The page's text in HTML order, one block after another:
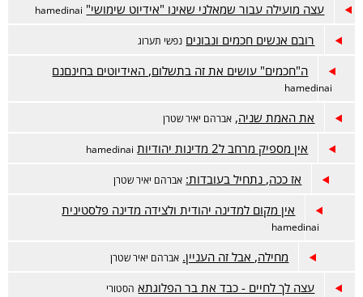
עצה מועילה עבור שמאלני שאינו "אידיוט שימושי" hamedinai
רובם אנשים חכמים ונבונים נפשי תערוג
ה"חכמים" עושים את זה בתשלום, האידיוטים בחינםנם
hamedinai
את האמת שניה, אברהם יאיר שטרן
אין מספיק מרחב ל2 מדינות יהודיות hamedinai
אז ככה, נתחיל בעובדות: אברהם יאיר שטרן
אין מקום למדינה יהודית ולצידה מדינה פלסטינית
hamedinai
מחילה, אבל זה העניין. אברהם יאיר שטרן
עצה לך לחיים - כבד את בר הפלוגתא הסטורי